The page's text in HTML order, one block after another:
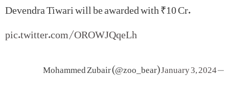
Devendra Tiwari will be awarded with ₹10 Cr.
pic.twitter.com/OROWJQqeLh
— Mohammed Zubair (@zoo_bear)
January 3, 2024